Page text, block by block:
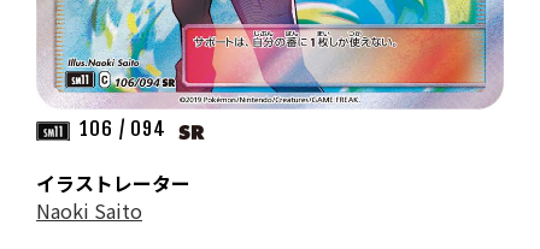
106 / 094
イラストレーター
Naoki Saito